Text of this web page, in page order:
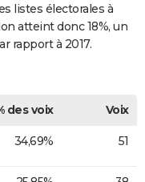
listes électorales à
atteint donc 18%, un
rapport à 2017.
des voix
Voix
34,69% 51